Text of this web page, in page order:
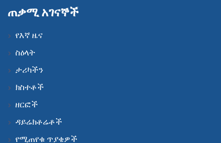
ጠቃሚ አገናኞች
የእኛ ዜና
ስዕላት
ታሪካችን
ክስተቶች
ዘርፎች
ዳይሬክቶሬቶች
የሚጠየቁ ጥያቄዎች